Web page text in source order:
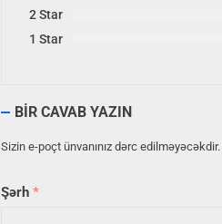
2 Star
1 Star
BIR CAVAB YAZIN
Sizin e-poçt ünvanınız dərc edilməyəcəkdir.
Şərh *